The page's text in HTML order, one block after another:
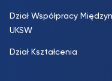
Dział Współpracy
UKSW
Dział Kształcenia